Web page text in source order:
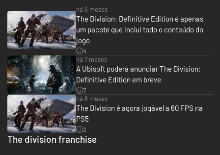
Saqueie, fabrique e melhore armas e blindagem para criar o agente
definitivo para o seu estilo de jogo.
Mundo Aberto Envolvente
há 6 meses
The Division: Definitive Edition é apenas
um pacote que inclui todo o conteúdo do
jogo
4
há 7 meses
A Ubisoft poderá anunciar The Division:
Definitive Edition em breve
7
há 8 meses
The Division é agora jogável a 60 FPS na
PS5
2
The division franchise